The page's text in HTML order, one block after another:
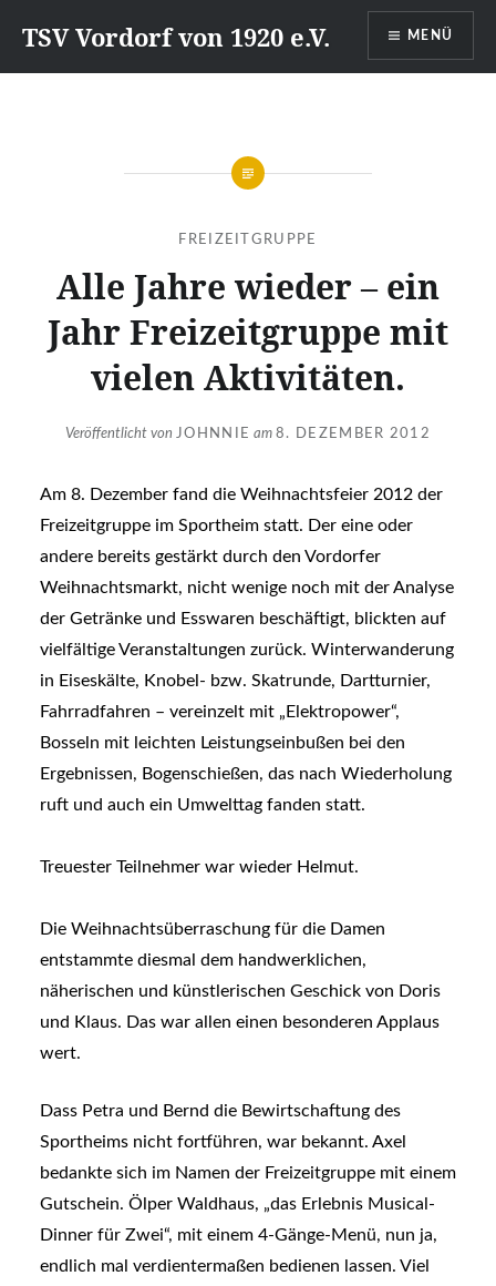
zumTSV Vordorf von 1920 e.V. MENÜ
FREIZEITGRUPPE
Alle Jahre wieder – ein
Jahr Freizeitgruppe mit
vielen Aktivitäten.
Veröffentlicht von JOHNNIE am8. DEZEMBER 2012
Am 8. Dezember fand die Weihnachtsfeier 2012 der
Freizeitgruppe im Sportheim statt. Der eine oder
andere bereits gestärkt durch den Vordorfer
Weihnachtsmarkt, nicht wenige noch mit der Analyse
der Getränke und Esswaren beschäftigt, blickten auf
vielfältige Veranstaltungen zurück. Winterwanderung
in Eiseskälte, Knobel- bzw. Skatrunde, Dartturnier,
Fahrradfahren – vereinzelt mit „Elektropower“,
Bosseln mit leichten Leistungseinbußen bei den
Ergebnissen, Bogenschießen, das nach Wiederholung
ruft und auch ein Umwelttag fanden statt.
Treuester Teilnehmer war wieder Helmut.
Die Weihnachtsüberraschung für die Damen
entstammte diesmal dem handwerklichen,
näherischen und künstlerischen Geschick von Doris
und Klaus. Das war allen einen besonderen Applaus
wert.
Dass Petra und Bernd die Bewirtschaftung des
Sportheims nicht fortführen, war bekannt. Axel
bedankte sich im Namen der Freizeitgruppe mit einem
Gutschein. Ölper Waldhaus, „das Erlebnis Musical-
Dinner für Zwei“, mit einem 4-Gänge-Menü, nun ja,
endlich mal verdientermaßen bedienen lassen. Viel